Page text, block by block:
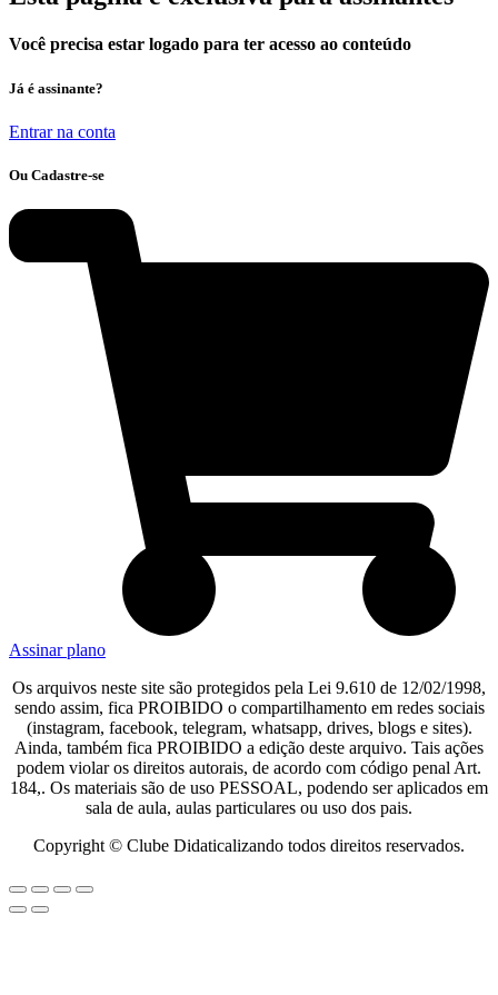
Você precisa estar logado para ter acesso ao conteúdo
Já é assinante?
Entrar na conta
Ou Cadastre-se
Assinar plano
Os arquivos neste site são protegidos pela Lei 9.610 de 12/02/1998,
sendo assim, fica PROIBIDO o compartilhamento em redes sociais
(instagram, facebook, telegram, whatsapp, drives, blogs e sites).
Ainda, também fica PROIBIDO a edição deste arquivo. Tais ações
podem violar os direitos autorais, de acordo com código penal Art.
184,. Os materiais são de uso PESSOAL, podendo ser aplicados em
sala de aula, aulas particulares ou uso dos pais.​
Copyright © Clube Didaticalizando todos direitos reservados.